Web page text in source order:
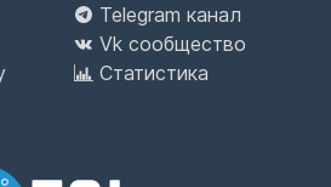
Telegram канал
Vk сообщество
Статистика